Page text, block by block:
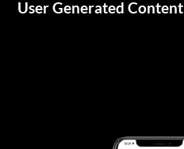
User Generated Content